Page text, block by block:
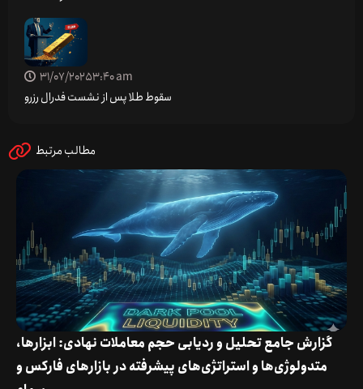
31/07/20253:40 am
سقوط طلا پس از نشست فدرال رزرو
مطالب مرتبط
گزارش جامع تحلیل و ردیابی حجم معاملات نهادی: ابزارها،
متدولوژی‌ها و استراتژی‌های پیشرفته در بازارهای فارکس و